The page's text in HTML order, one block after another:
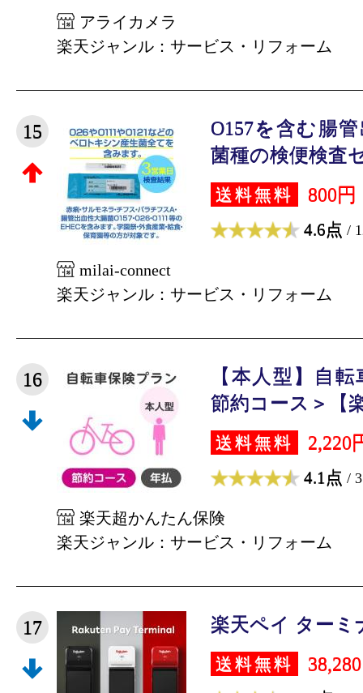
アライカメラ
楽天ジャンル：サービス・リフォーム
15
O157を含む腸
菌種の検便検査
送料無料 800円
4.6点 /
milai-connect
楽天ジャンル：サービス・リフォーム
16
【本人型】自
節約コース＞【
送料無料 2,220
4.1点 /
楽天超かんたん保険
楽天ジャンル：サービス・リフォーム
17 楽天ペイ ターミ
送料無料